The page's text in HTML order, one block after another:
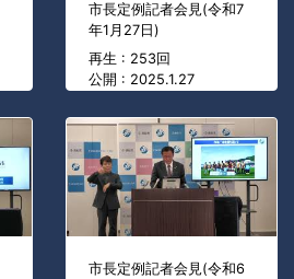
市長定例記者会見(令和7
年1月27日)
再生 : 253回
公開 : 2025.1.27
市長定例記者会見(令和6